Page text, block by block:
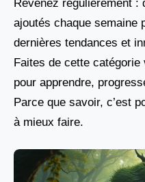
Revenez régulièrement :
ajoutés chaque semaine
dernières tendances et
Faites de cette
pour apprendre,
Parce que savoir, c’est
à mieux faire.